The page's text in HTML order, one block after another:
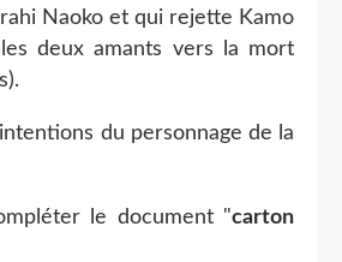
Naoko et qui rejette Kamo
deux amants vers la mort
du personnage de la
le document "carton